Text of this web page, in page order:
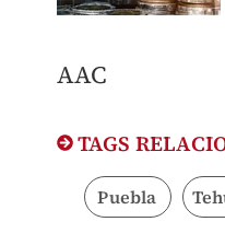
AAC
TAGS
Puebla